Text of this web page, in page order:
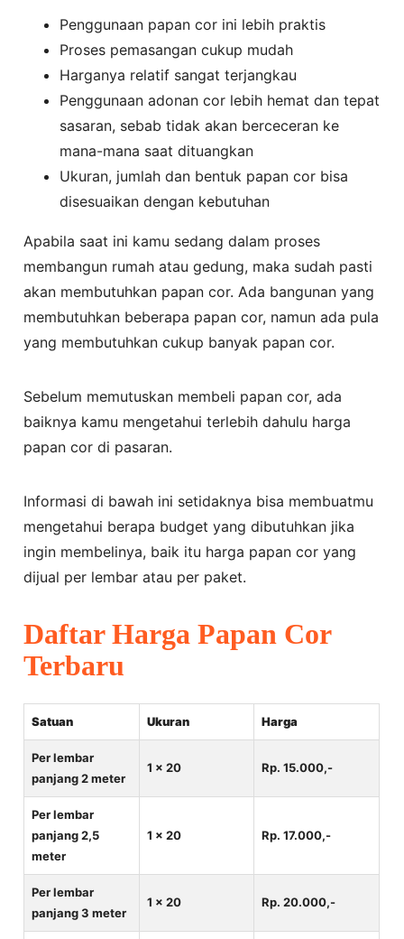
Penggunaan papan cor ini lebih praktis
Proses pemasangan cukup mudah
Harganya relatif sangat terjangkau
Penggunaan adonan cor lebih hemat dan tepat
sasaran, sebab tidak akan berceceran ke
mana-mana saat dituangkan
Ukuran, jumlah dan bentuk papan cor bisa
disesuaikan dengan kebutuhan
Apabila saat ini kamu sedang dalam proses
membangun rumah atau gedung, maka sudah pasti
akan membutuhkan papan cor. Ada bangunan yang
membutuhkan beberapa papan cor, namun ada pula
yang membutuhkan cukup banyak papan cor.
Sebelum memutuskan membeli papan cor, ada
baiknya kamu mengetahui terlebih dahulu harga
papan cor di pasaran.
Informasi di bawah ini setidaknya bisa membuatmu
mengetahui berapa budget yang dibutuhkan jika
ingin membelinya, baik itu harga papan cor yang
dijual per lembar atau per paket.
Daftar Harga Papan Cor
Terbaru
Satuan Ukuran Harga
Per lembar
panjang 2 meter
1 x 20 Rp. 15.000,-
Per lembar
panjang 2,5
meter
1 x 20 Rp. 17.000,-
Per lembar
panjang 3 meter
1 x 20 Rp. 20.000,-